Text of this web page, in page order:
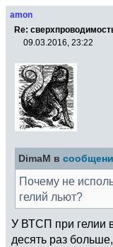
amon
Re:
09.03.2016, 23:22
DimaM в
Почему не
гелий льют?
У ВТСП при гелии
десять раз